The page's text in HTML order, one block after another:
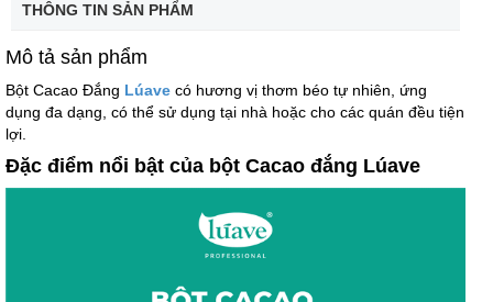
THÔNG TIN SẢN PHẨM
Mô tả sản phẩm
Bột Cacao Đắng Lúave có hương vị thơm béo tự nhiên, ứng
dụng đa dạng, có thể sử dụng tại nhà hoặc cho các quán đều tiện
lợi.
Đặc điểm nổi bật của bột Cacao đắng Lúave